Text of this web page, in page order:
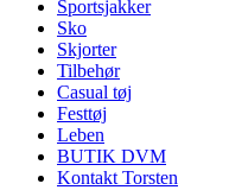
Sportsjakker
Sko
Skjorter
Tilbehør
Casual tøj
Festtøj
Leben
BUTIK DVM
Kontakt Torsten